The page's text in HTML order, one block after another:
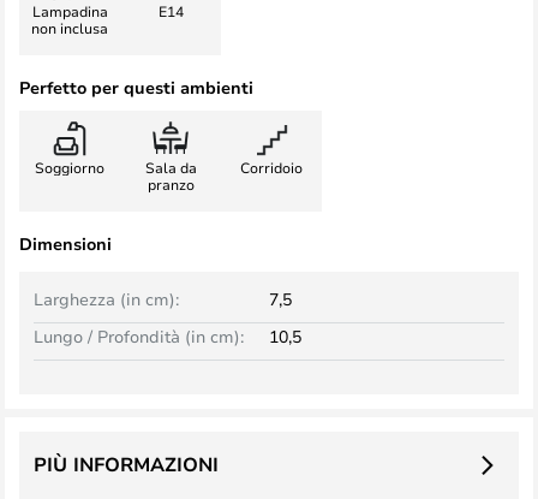
Lampadina
non inclusa
E14
Perfetto per questi ambienti
Soggiorno
Sala da
pranzo
Corridoio
Dimensioni
Larghezza (in cm):
7,5
Lungo / Profondità (in cm):
10,5
PIÙ INFORMAZIONI